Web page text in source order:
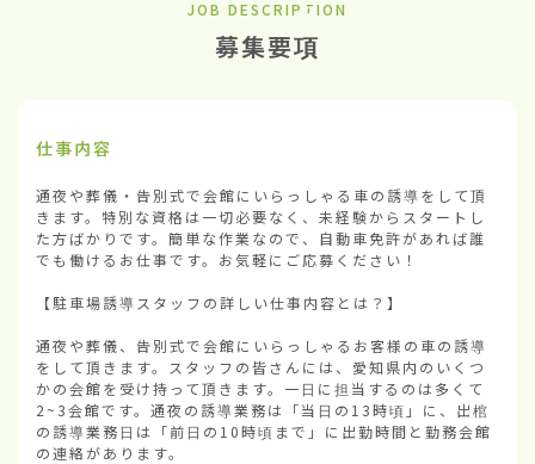
JOB DESCRIPTION
募集要項
仕事内容
通夜や葬儀・告別式で会館にいらっしゃる車の誘導をして頂
きます。特別な資格は一切必要なく、未経験からスタートし
た方ばかりです。簡単な作業なので、自動車免許があれば誰
でも働けるお仕事です。お気軽にご応募ください！
【駐車場誘導スタッフの詳しい仕事内容とは？】
通夜や葬儀、告別式で会館にいらっしゃるお客様の車の誘導
をして頂きます。スタッフの皆さんには、愛知県内のいくつ
かの会館を受け持って頂きます。一日に担当するのは多くて
2~3会館です。通夜の誘導業務は「当日の13時頃」に、出棺
の誘導業務日は「前日の10時頃まで」に出勤時間と勤務会館
の連絡があります。